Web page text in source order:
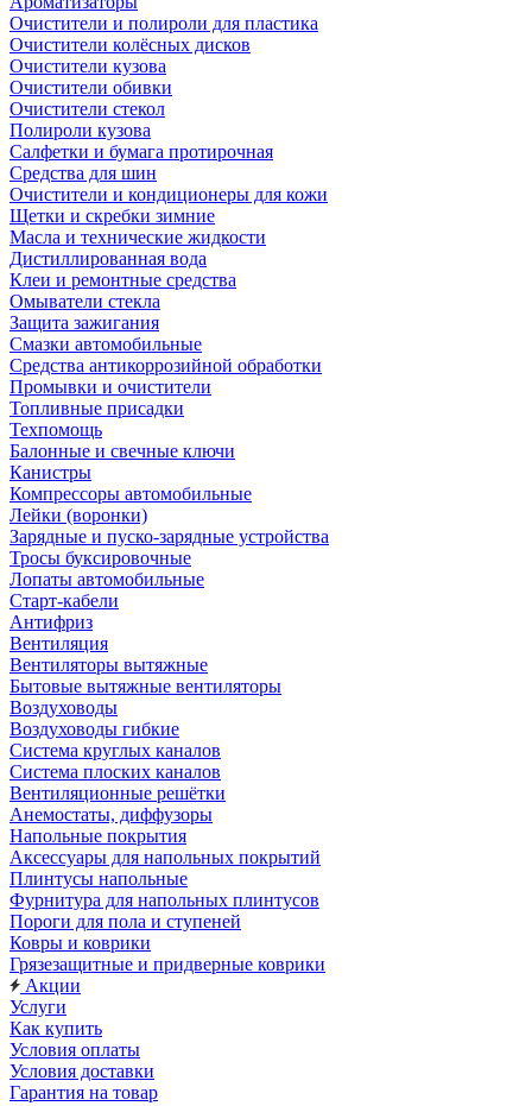
Очистители и полироли для пластика
Очистители колёсных дисков
Очистители кузова
Очистители обивки
Очистители стекол
Полироли кузова
Салфетки и бумага протирочная
Средства для шин
Очистители и кондиционеры для кожи
Щетки и скребки зимние
Масла и технические жидкости
Дистиллированная вода
Клеи и ремонтные средства
Омыватели стекла
Защита зажигания
Смазки автомобильные
Средства антикоррозийной обработки
Промывки и очистители
Топливные присадки
Техпомощь
Балонные и свечные ключи
Канистры
Компрессоры автомобильные
Лейки (воронки)
Зарядные и пуско-зарядные устройства
Тросы буксировочные
Лопаты автомобильные
Старт-кабели
Антифриз
Вентиляция
Вентиляторы вытяжные
Бытовые вытяжные вентиляторы
Воздуховоды
Воздуховоды гибкие
Система круглых каналов
Система плоских каналов
Вентиляционные решётки
Анемостаты, диффузоры
Напольные покрытия
Аксессуары для напольных покрытий
Плинтусы напольные
Фурнитура для напольных плинтусов
Пороги для пола и ступеней
Ковры и коврики
Грязезащитные и придверные коврики
Акции
Услуги
Как купить
Условия оплаты
Условия доставки
Гарантия на товар